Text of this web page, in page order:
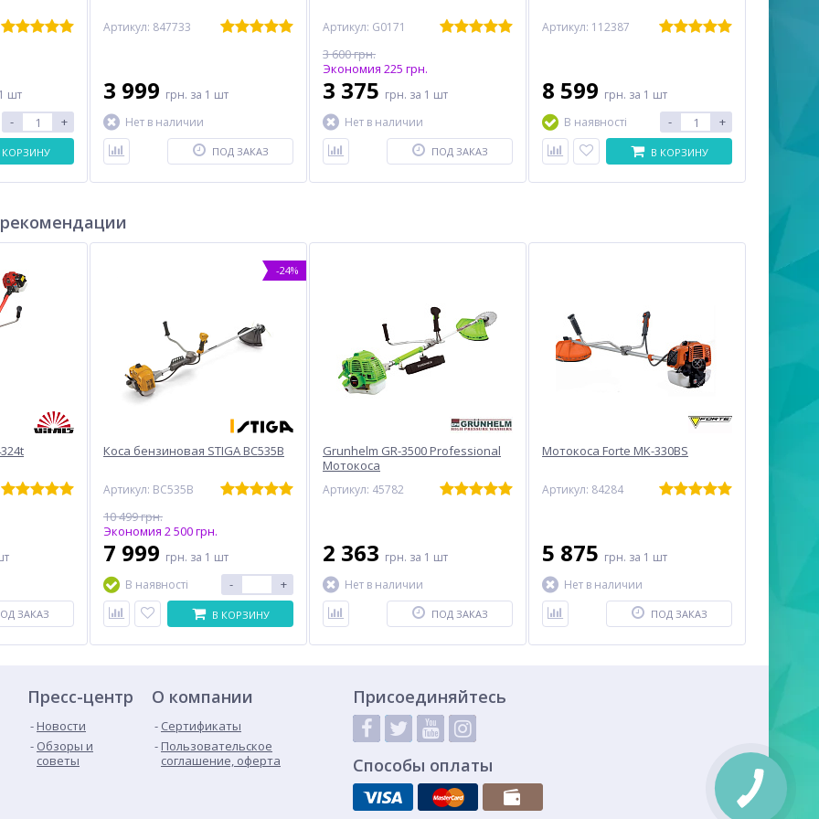
шт
- +
КОРЗИНУ
Артикул: 847733
3 999 грн. за 1 шт
Нет в наличии
ПОД ЗАКАЗ
Артикул: G0171
3 600 грн.
Экономия 225 грн.
3 375 грн. за 1 шт
Нет в наличии
ПОД ЗАКАЗ
Артикул: 112387
8 599 грн. за 1 шт
В наявності
- +
В КОРЗИНУ
ЗАКАЗ
-24%
Коса бензиновая STIGA BC535B
Артикул: BC535B
10 499 грн.
Экономия 2 500 грн.
7 999 грн. за 1 шт
В наявності
- +
В КОРЗИНУ
Grunhelm GR-3500 Professional
Мотокосa
Артикул: 45782
2 363 грн. за 1 шт
Нет в наличии
ПОД ЗАКАЗ
Мотокоса Forte MK-330BS
Артикул: 84284
5 875 грн. за 1 шт
Нет в наличии
ПОД ЗАКАЗ
Пресс-центр
Новости
Обзоры и
советы
О компании
Сертификаты
Пользовательское
соглашение, оферта
Присоединяйтесь
Способы оплаты